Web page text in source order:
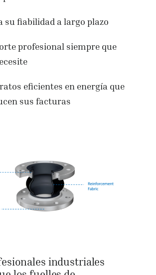
su fiabilidad a largo plazo
profesional siempre que
eficientes en energía que
sus facturas
industriales